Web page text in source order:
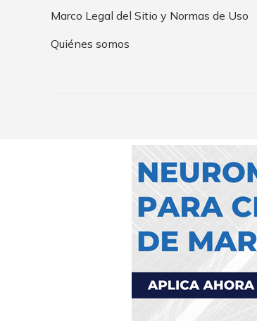
Marco Legal del Sitio y Normas de Uso
Quiénes somos